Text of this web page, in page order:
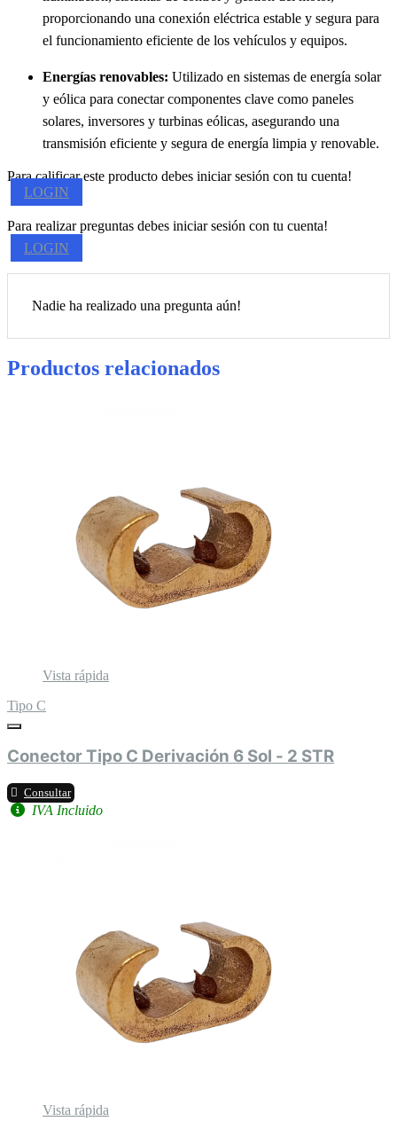
proporcionando una conexión eléctrica estable y segura para
el funcionamiento eficiente de los vehículos y equipos.
Energías renovables: Utilizado en sistemas de energía solar
y eólica para conectar componentes clave como paneles
solares, inversores y turbinas eólicas, asegurando una
transmisión eficiente y segura de energía limpia y renovable.
Para calificar este producto debes iniciar sesión con tu cuenta!
LOGIN
Para realizar preguntas debes iniciar sesión con tu cuenta!
LOGIN
Nadie ha realizado una pregunta aún!
Productos relacionados
Vista rápida
Tipo C
Conector Tipo C Derivación 6 Sol - 2 STR
Consultar
IVA Incluido
Vista rápida